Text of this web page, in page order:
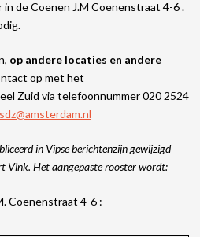
de Coenen J.M Coenenstraat 4-6 .
op andere locaties en andere
op met het
Zuid via telefoonnummer 020 2524
in Vipse berichtenzijn gewijzigd
Vink. Het aangepaste rooster wordt:
Coenenstraat 4-6 :